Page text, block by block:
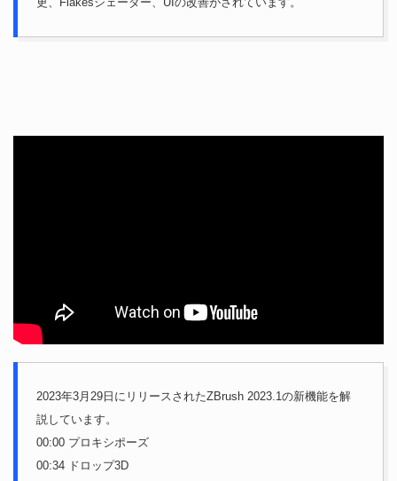
2023年3月29日にリリースされたZBrush 2023.1の新機能を解
説しています。
00:00 プロキシポーズ
00:34 ドロップ3D